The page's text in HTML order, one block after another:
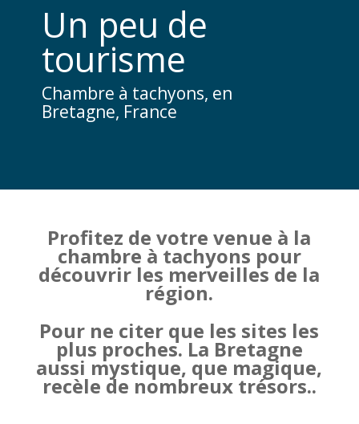
Un peu de
tourisme
Chambre à tachyons, en
Bretagne, France
Profitez de votre venue à la
chambre à tachyons pour
découvrir les merveilles de la
région.
Pour ne citer que les sites les
plus proches. La Bretagne
aussi mystique, que magique,
recèle de nombreux trésors..